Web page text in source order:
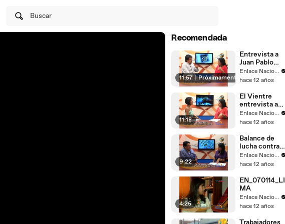
Buscar
Recomendada
11:57 | Próximamente
Entrevista a
Juan Pablo
Saaverda
FEDEPAZ
Enlace Nacional
hace 12 años
11:18
El Vientre
entrevista a
Mayella
Lloclla
Enlace Nacional
hace 12 años
9:22
Balance de
lucha contra
el
narcotrafico
Enlace Nacional
hace 12 años
4:25
EN_070114_LI
MA
Enlace Nacional
hace 12 años